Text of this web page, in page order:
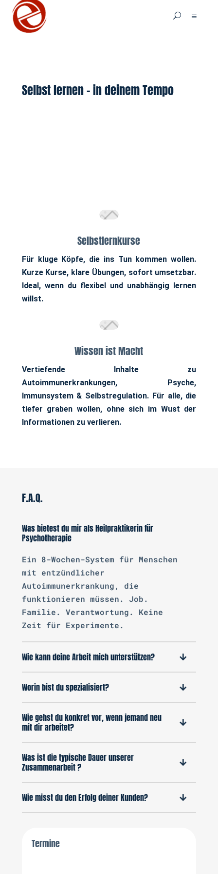
Selbst lernen – in deinem Tempo
Selbstlernkurse
Für kluge Köpfe, die ins Tun kommen wollen.
Kurze Kurse, klare Übungen, sofort umsetzbar.
Ideal, wenn du flexibel und unabhängig lernen
willst.
Wissen ist Macht
Vertiefende Inhalte zu
Autoimmunerkrankungen, Psyche,
Immunsystem & Selbstregulation. Für alle, die
tiefer graben wollen, ohne sich im Wust der
Informationen zu verlieren.
F.A.Q.
Was bietest du mir als Heilpraktikerin für
Psychotherapie
Ein 8-Wochen-System für Menschen
mit entzündlicher
Autoimmunerkrankung, die
funktionieren müssen. Job.
Familie. Verantwortung. Keine
Zeit für Experimente.
Wie kann deine Arbeit mich unterstützen?
Worin bist du spezialisiert?
Wie gehst du konkret vor, wenn jemand neu
mit dir arbeitet?
Was ist die typische Dauer unserer
Zusammenarbeit ?
Wie misst du den Erfolg deiner Kunden?
Termine